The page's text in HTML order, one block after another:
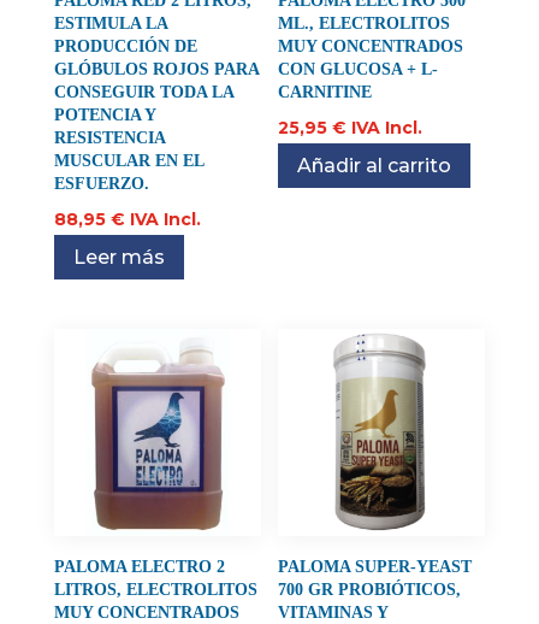
ESTIMULA LA
PRODUCCIÓN DE
GLÓBULOS ROJOS PARA
CONSEGUIR TODA LA
POTENCIA Y
RESISTENCIA
MUSCULAR EN EL
ESFUERZO.
88,95 € IVA Incl.
Leer más
ML., ELECTROLITOS
MUY CONCENTRADOS
CON GLUCOSA + L-
CARNITINE
25,95€ IVA Incl.
Añadir al carrito
PALOMA ELECTRO 2
LITROS, ELECTROLITOS
MUY CONCENTRADOS
PALOMA SUPER-YEAST
700 GR PROBIÓTICOS,
VITAMINAS Y